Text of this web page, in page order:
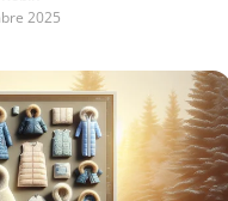
2025